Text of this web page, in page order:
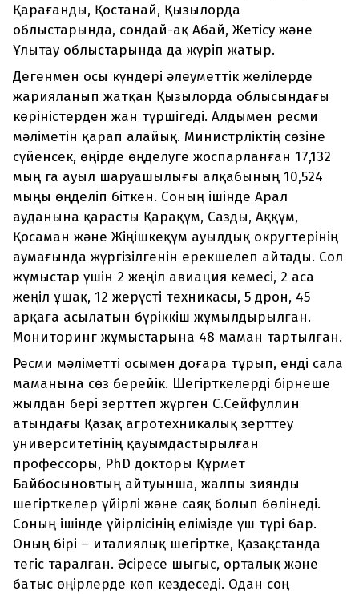
Қарағанды, Қостанай, Қызылорда
облыстарында, сондай-ақ Абай, Жетісу және
Ұлытау облыстарында да жүріп жатыр.
Дегенмен осы күндері әлеуметтік желілерде
жарияланып жатқан Қызылорда облысындағы
көріністерден жан түршігеді. Алдымен ресми
мәліметін қарап алайық. Министрліктің сөзіне
сүйенсек, өңірде өңделуге жоспарланған 17,132
мың га ауыл шаруашылығы алқабының 10,524
мыңы өңделіп біткен. Соның ішінде Арал
ауданына қарасты Қарақұм, Сазды, Аққұм,
Қосаман және Жіңішкеқұм ауылдық округтерінің
аумағында жүргізілгенін ерекшелеп айтады. Сол
жұмыстар үшін 2 жеңіл авиация кемесі, 2 аса
жеңіл ұшақ, 12 жерүсті техникасы, 5 дрон, 45
арқаға асылатын бүріккіш жұмылдырылған.
Мониторинг жұмыстарына 48 маман тартылған.
Ресми мәліметті осымен доғара тұрып, енді сала
маманына сөз берейік. Шегірткелерді бірнеше
жылдан бері зерттеп жүрген С.Сейфуллин
атындағы Қазақ агротехникалық зерттеу
университетінің қауымдастырылған
профессоры, PhD докторы Құрмет
Байбосыновтың айтуынша, жалпы зиянды
шегірткелер үйірлі және саяқ болып бөлінеді.
Соның ішінде үйірлісінің елімізде үш түрі бар.
Оның бірі – италиялық шегіртке, Қазақстанда
тегіс таралған. Әсіресе шығыс, орталық және
батыс өңірлерде көп кездеседі. Одан соң